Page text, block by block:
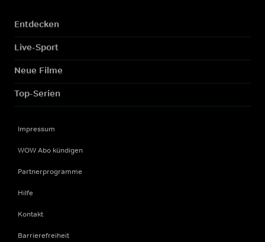
Entdecken
Live-Sport
Neue Filme
Top-Serien
Impressum
WOW Abo kündigen
Partnerprogramme
Hilfe
Kontakt
Barrierefreiheit